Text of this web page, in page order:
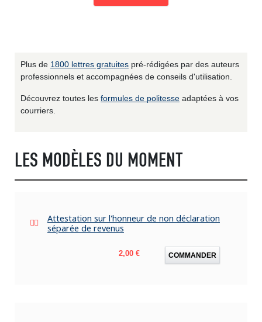
Plus de 1800 lettres gratuites pré-rédigées par des auteurs
professionnels et accompagnées de conseils d'utilisation.
Découvrez toutes les formules de politesse adaptées à vos
courriers.
LES MODÈLES DU MOMENT
Attestation sur l'honneur de non déclaration
séparée de revenus
Prix
2,00 € COMMANDER